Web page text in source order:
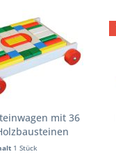
mit 36
1 Stück